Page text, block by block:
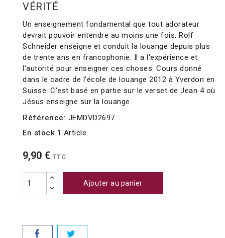
VÉRITÉ
Un enseignement fondamental que tout adorateur
devrait pouvoir entendre au moins une fois. Rolf
Schneider enseigne et conduit la louange depuis plus
de trente ans en francophonie. Il a l'expérience et
l'autorité pour enseigner ces choses. Cours donné
dans le cadre de l'école de louange 2012 à Yverdon en
Suisse. C'est basé en partie sur le verset de Jean 4 où
Jésus enseigne sur la louange.
Référence: JEMDVD2697
En stock 1 Article
9,90 € TTC
Ajouter au panier